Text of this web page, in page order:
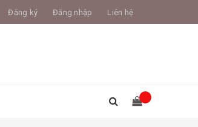
Đăng ký Đăng nhập Liên hệ